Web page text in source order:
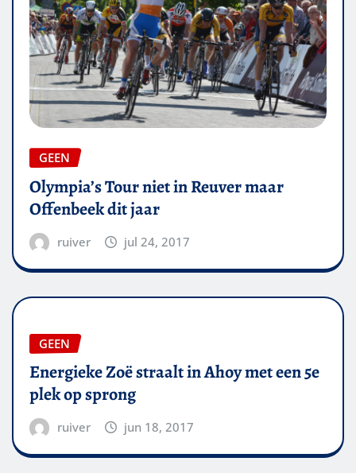
GEEN
Olympia’s Tour niet in Reuver maar
Offenbeek dit jaar
ruiver jul 24, 2017
GEEN
Energieke Zoë straalt in Ahoy met een 5e
plek op sprong
ruiver jun 18, 2017